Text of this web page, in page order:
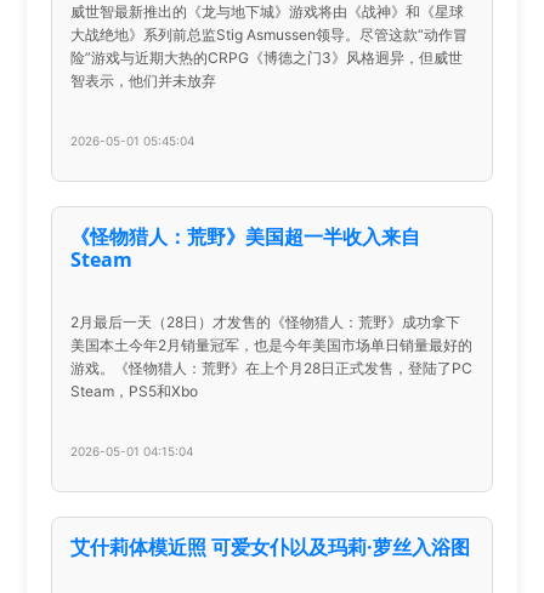
威世智最新推出的《龙与地下城》游戏将由《战神》和《星球
大战绝地》系列前总监Stig Asmussen领导。尽管这款“动作冒
险”游戏与近期大热的CRPG《博德之门3》风格迥异，但威世
智表示，他们并未放弃
2026-05-01 05:45:04
《怪物猎人：荒野》美国超一半收入来自
Steam
2月最后一天（28日）才发售的《怪物猎人：荒野》成功拿下
美国本土今年2月销量冠军，也是今年美国市场单日销量最好的
游戏。《怪物猎人：荒野》在上个月28日正式发售，登陆了PC
Steam，PS5和Xbo
2026-05-01 04:15:04
艾什莉体模近照 可爱女仆以及玛莉·萝丝入浴图